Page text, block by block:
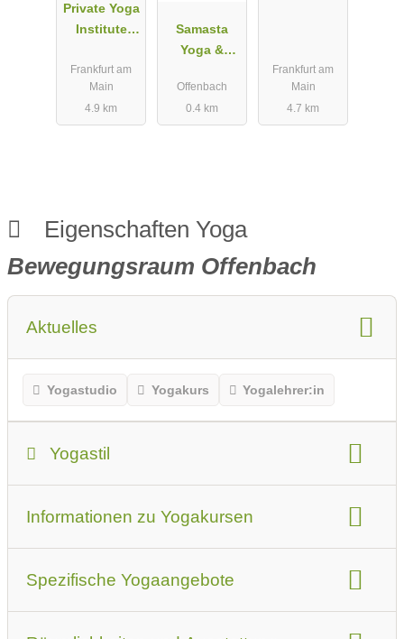
Private Yoga
Institute
Frankfurt am
Main
4.9 km
Samasta
Yoga &
Offenbach
0.4 km
Frankfurt am
Main
4.7 km
Eigenschaften Yoga
Bewegungsraum Offenbach
Aktuelles
Yogastudio Yogakurs Yogalehrer:in
Yogastil
Informationen zu Yogakursen
Spezifische Yogaangebote